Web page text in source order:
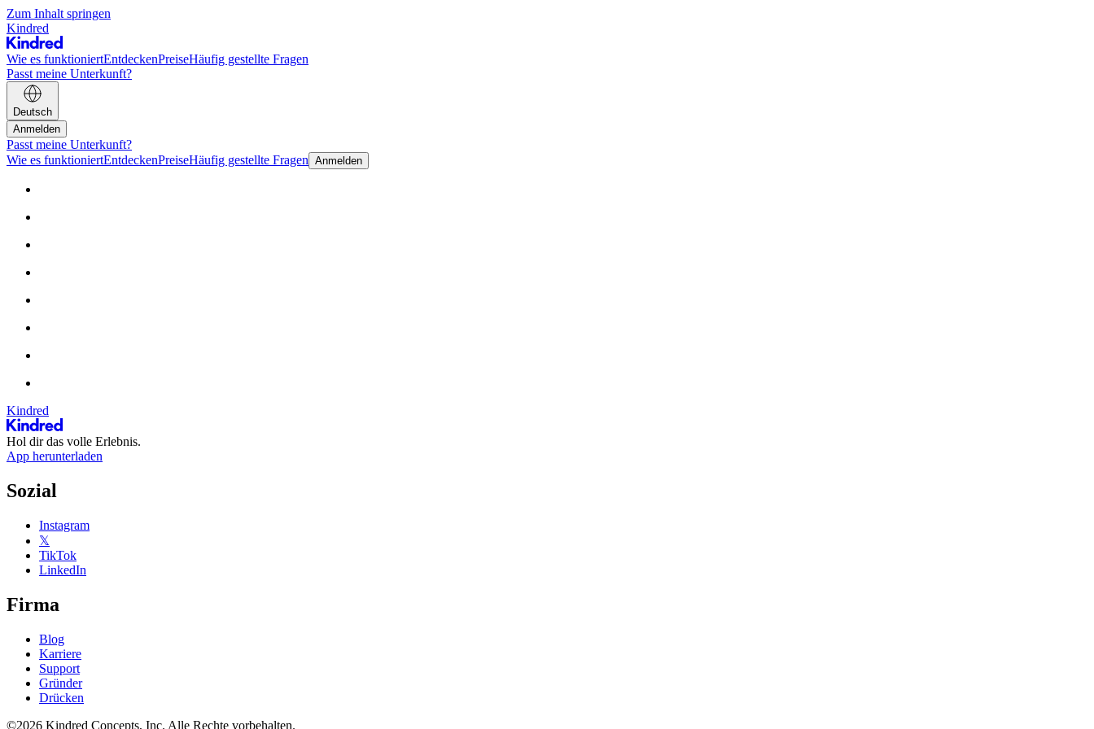
Zum Inhalt springen
Kindred
Wie es funktioniertEntdeckenPreiseHäufig gestellte Fragen
Passt meine Unterkunft?
Deutsch
Anmelden
Passt meine Unterkunft?
Wie es funktioniertEntdeckenPreiseHäufig gestellte Fragen Anmelden
Kindred
Hol dir das volle Erlebnis.
App herunterladen
Sozial
Instagram
𝕏
TikTok
LinkedIn
Firma
Blog
Karriere
Support
Gründer
Drücken
©2026 Kindred Concepts, Inc. Alle Rechte vorbehalten.